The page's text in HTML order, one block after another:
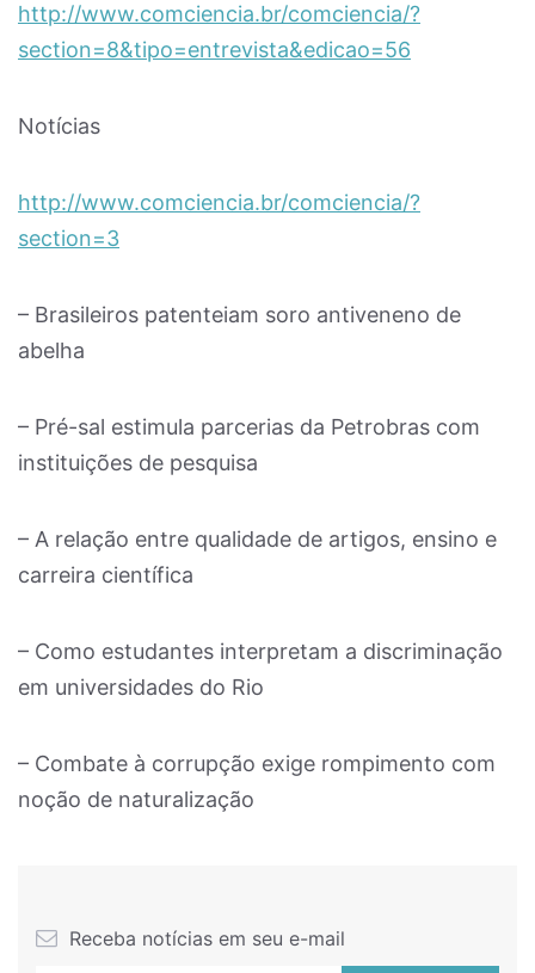
http://www.comciencia.br/comciencia/?
section=8&tipo=entrevista&edicao=56
Notícias
http://www.comciencia.br/comciencia/?
section=3
– Brasileiros patenteiam soro antiveneno de
abelha
– Pré-sal estimula parcerias da Petrobras com
instituições de pesquisa
– A relação entre qualidade de artigos, ensino e
carreira científica
– Como estudantes interpretam a discriminação
em universidades do Rio
– Combate à corrupção exige rompimento com
noção de naturalização
Receba notícias em seu e-mail